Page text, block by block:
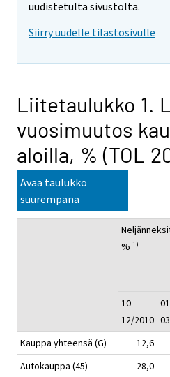
uudistetulta sivustolta.
Siirry uudelle tilastosivulle
Liitetaulukko 1.
vuosimuutos
aloilla, % (TOL
Avaa taulukko
suurempana
% 1)
10-
12/2010
Kauppa yhteensä (G) 12,6
Autokauppa (45)
28,0